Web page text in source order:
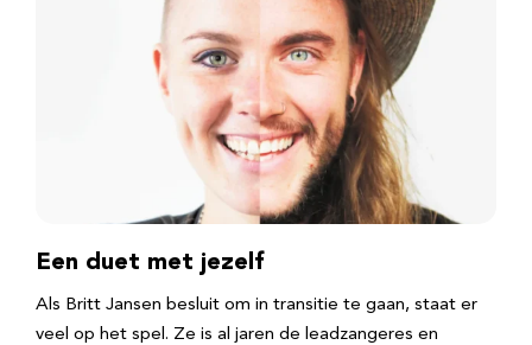
Een duet met jezelf
Als Britt Jansen besluit om in transitie te gaan, staat er
veel op het spel. Ze is al jaren de leadzangeres en